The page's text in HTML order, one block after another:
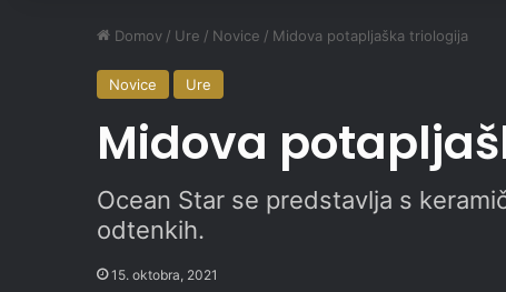
Domov / Ure / Novice / Midova potapljaška triologija
Novice Ure
Midova
Ocean Star se predstavlja s
odtenkih.
15. oktobra, 2021